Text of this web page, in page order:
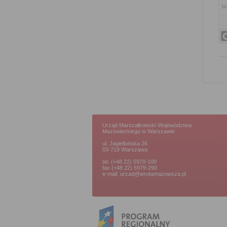
Urząd Marszałkowski Województwa
Mazowieckiego w Warszawie
ul. Jagiellońska 26
03-719 Warszawa
tel. (+48 22) 5979-100
fax (+48 22) 5979-290
e-mail: urzad@wrotamazowsza.pl